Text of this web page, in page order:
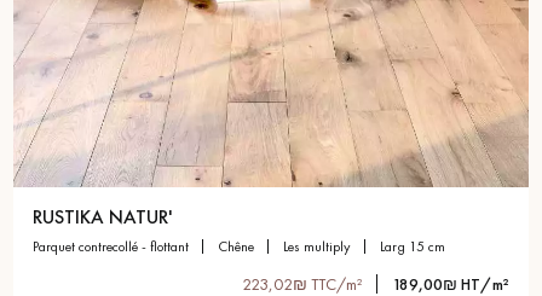
RUSTIKA NATUR'
parquet contrecollé - flottant chêne les multiply larg 15 cm
223,02₪ TTC/m² 189,00₪ HT/m²